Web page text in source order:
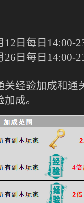
12 日 每 日 14:00-
26 日每日 14:00-
关经验加成和通
成。